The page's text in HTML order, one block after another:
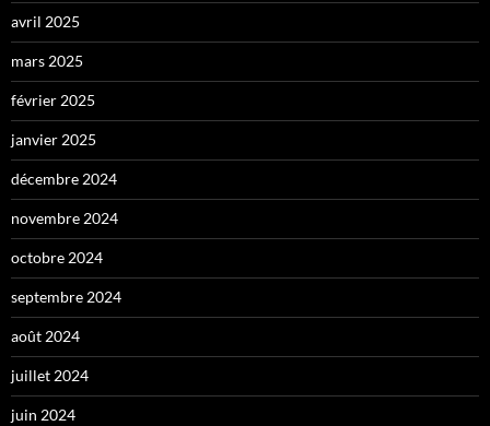
avril 2025
mars 2025
février 2025
janvier 2025
décembre 2024
novembre 2024
octobre 2024
septembre 2024
août 2024
juillet 2024
juin 2024